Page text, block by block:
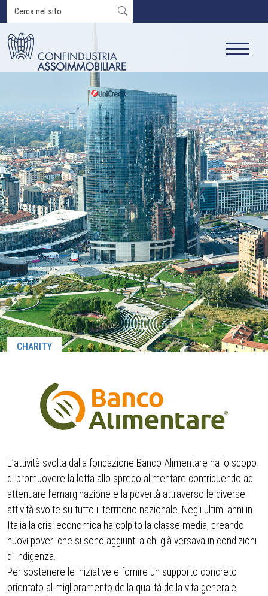
CHARITY
L’attività svolta dalla fondazione Banco Alimentare ha lo scopo
di promuovere la lotta allo spreco alimentare contribuendo ad
attenuare l’emarginazione e la povertà attraverso le diverse
attività svolte su tutto il territorio nazionale. Negli ultimi anni in
Italia la crisi economica ha colpito la classe media, creando
nuovi poveri che si sono aggiunti a chi già versava in condizioni
di indigenza.
Per sostenere le iniziative e fornire un supporto concreto
orientato al miglioramento della qualità della vita generale,